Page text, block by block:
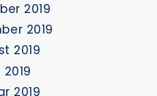
2019
2019
2019
2019